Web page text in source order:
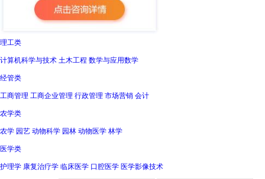
理工类
计算机科学与技术 土木工程 数学与应用数学
经管类
工商管理 工商企业管理 行政管理 市场营销 会计
农学类
农学 园艺 动物科学 园林 动物医学 林学
医学类
护理学 康复治疗学 临床医学 口腔医学 医学影像技术